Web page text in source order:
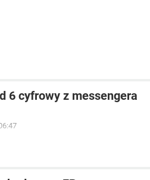
6 cyfrowy z messengera